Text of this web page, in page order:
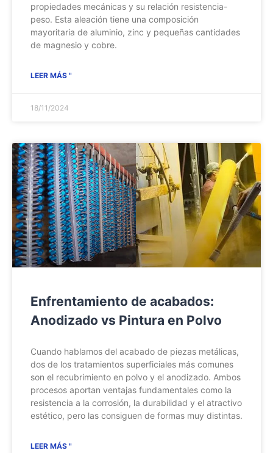
propiedades mecánicas y su relación resistencia-
peso. Esta aleación tiene una composición
mayoritaria de aluminio, zinc y pequeñas cantidades
de magnesio y cobre.
LEER MÁS "
18/11/2024
Enfrentamiento de acabados:
Anodizado vs Pintura en Polvo
Cuando hablamos del acabado de piezas metálicas,
dos de los tratamientos superficiales más comunes
son el recubrimiento en polvo y el anodizado. Ambos
procesos aportan ventajas fundamentales como la
resistencia a la corrosión, la durabilidad y el atractivo
estético, pero las consiguen de formas muy distintas.
LEER MÁS "